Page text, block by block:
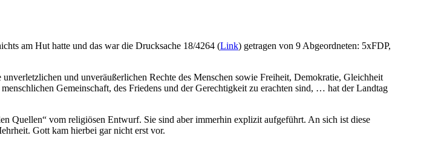
am Hut hatte und das war die Drucksache 18/4264 (Link) getragen von 9 Abgeordneten: 5xFDP,
und unveräußerlichen Rechte des Menschen sowie Freiheit, Demokratie, Gleichheit
Gemeinschaft, des Friedens und der Gerechtigkeit zu erachten sind, … hat der Landtag
Quellen“ vom religiösen Entwurf. Sie sind aber immerhin explizit aufgeführt. An sich ist diese
Gott kam hierbei gar nicht erst vor.